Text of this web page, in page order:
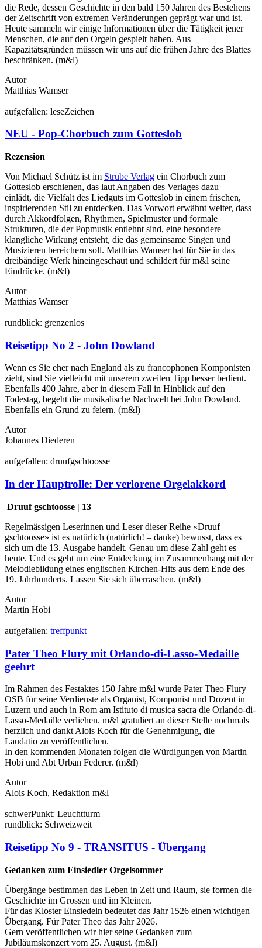
die Rede, dessen Geschichte in den bald 150 Jahren des Bestehens
der Zeitschrift von extremen Veränderungen geprägt war und ist.
Heute sammeln wir einige Informationen über die Tätigkeit jener
Menschen, die auf den Orgeln gespielt haben. Aus
Kapazitätsgründen müssen wir uns auf die frühen Jahre des Blattes
beschränken. (m&l)
Autor
Matthias Wamser
aufgefallen: leseZeichen
NEU - Pop-Chorbuch zum Gotteslob
Rezension
Von Michael Schütz ist im Strube Verlag ein Chorbuch zum
Gotteslob erschienen, das laut Angaben des Verlages dazu
einlädt, die Vielfalt des Liedguts im Gotteslob in einem frischen,
inspirierenden Stil zu entdecken. Das Vorwort erwähnt weiter, dass
durch Akkordfolgen, Rhythmen, Spielmuster und formale
Strukturen, die der Popmusik entlehnt sind, eine besondere
klangliche Wirkung entsteht, die das gemeinsame Singen und
Musizieren bereichern soll. Matthias Wamser hat für Sie in das
dreibändige Werk hineingeschaut und schildert für m&l seine
Eindrücke. (m&l)
Autor
Matthias Wamser
rundblick: grenzenlos
Reisetipp No 2 - John Dowland
Wenn es Sie eher nach England als zu francophonen Komponisten
zieht, sind Sie vielleicht mit unserem zweiten Tipp besser bedient.
Ebenfalls 400 Jahre, aber in diesem Fall in Hinblick auf den
Todestag, begeht die musikalische Nachwelt bei John Dowland.
Ebenfalls ein Grund zu feiern. (m&l)
Autor
Johannes Diederen
aufgefallen: druufgschtoosse
In der Hauptrolle: Der verlorene Orgelakkord
Druuf gschtoosse | 13
Regelmässigen Leserinnen und Leser dieser Reihe «Druuf
gschtoosse» ist es natürlich (natürlich! – danke) bewusst, dass es
sich um die 13. Ausgabe handelt. Genau um diese Zahl geht es
heute. Und es geht um eine Entdeckung im Zusammenhang mit der
Melodiebildung eines englischen Kirchen-Hits aus dem Ende des
19. Jahrhunderts. Lassen Sie sich überraschen. (m&l)
Autor
Martin Hobi
aufgefallen: treffpunkt
Pater Theo Flury mit Orlando-di-Lasso-Medaille
geehrt
Im Rahmen des Festaktes 150 Jahre m&l wurde Pater Theo Flury
OSB für seine Verdienste als Organist, Komponist und Dozent in
Luzern und auch in Rom am Istituto di musica sacra die Orlando-di-
Lasso-Medaille verliehen. m&l gratuliert an dieser Stelle nochmals
herzlich und dankt Alois Koch für die Genehmigung, die
Laudatio zu veröffentlichen.
In den kommenden Monaten folgen die Würdigungen von Martin
Hobi und Abt Urban Federer. (m&l)
Autor
Alois Koch, Redaktion m&l
schwerPunkt: Leuchtturm
rundblick: Schweizweit
Reisetipp No 9 - TRANSITUS - Übergang
Gedanken zum Einsiedler Orgelsommer
Übergänge bestimmen das Leben in Zeit und Raum, sie formen die
Geschichte im Grossen und im Kleinen.
Für das Kloster Einsiedeln bedeutet das Jahr 1526 einen wichtigen
Übergang. Für Pater Theo das Jahr 2026.
Gern veröffentlichen wir hier seine Gedanken zum
Jubiläumskonzert vom 25. August. (m&l)